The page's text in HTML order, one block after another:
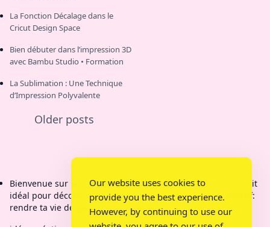
La Fonction Décalage dans le
Cricut Design Space
Bien débuter dans l’impression 3D
avec Bambu Studio • Formation
La Sublimation : Une Technique
d’Impression Polyvalente
Older posts
Bienvenue sur la chaîne de Bricolage Mamy Kit C'est l'endroit
idéal pour découvrir des créations étonnantes. Mon objectif:
rendre ta vie de parent plus pratique.
Our website uses cookies to
provide you the best experience.
However, by continuing to use our